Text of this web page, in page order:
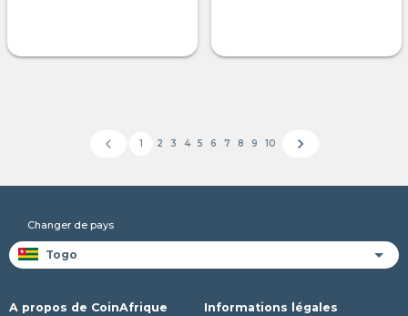
chevron_left 1 2 3 4 5 6 7 8 9 10 chevron_right
Changer de pays
A propos de CoinAfrique Informations légales